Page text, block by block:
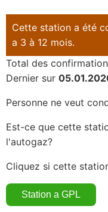
Cette station a été
a 3 à 12 mois.
Total des
Dernier sur
Personne ne veut
Est-ce que cette
l'autogaz?
Cliquez si cette